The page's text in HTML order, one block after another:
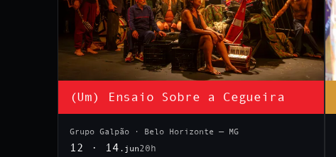
(Um) Ensaio Sobre a Cegueira
Grupo Galpão · Belo Horizonte — MG
12 · 14 .jun20h